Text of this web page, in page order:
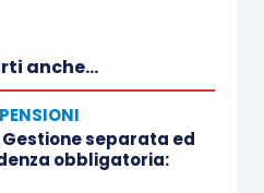
anche...
PENSIONI
separata ed
obbligatoria: